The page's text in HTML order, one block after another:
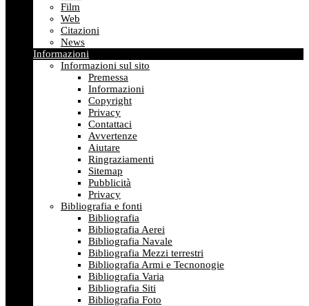
Film
Web
Citazioni
News
Informazioni
Informazioni sul sito
Premessa
Informazioni
Copyright
Privacy
Contattaci
Avvertenze
Aiutare
Ringraziamenti
Sitemap
Pubblicità
Privacy
Bibliografia e fonti
Bibliografia
Bibliografia Aerei
Bibliografia Navale
Bibliografia Mezzi terrestri
Bibliografia Armi e Tecnonogie
Bibliografia Varia
Bibliografia Siti
Bibliografia Foto